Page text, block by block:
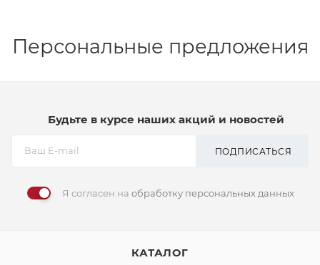
Персональные предложения
Будьте в курсе наших акций и новостей
ПОДПИСАТЬСЯ
Я согласен на обработку персональных данных
КАТАЛОГ